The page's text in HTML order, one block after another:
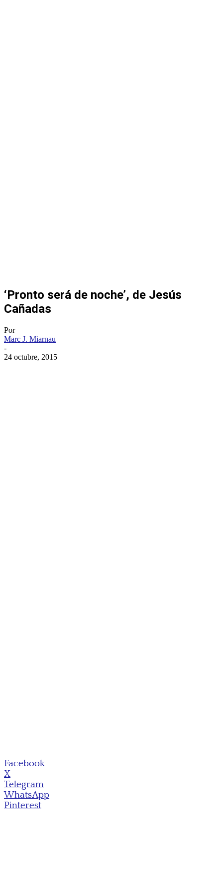
‘Pronto será de noche’, de Jesús
Cañadas
Por
Marc J. Miarnau
-
24 octubre, 2015
Facebook
X
Telegram
WhatsApp
Pinterest